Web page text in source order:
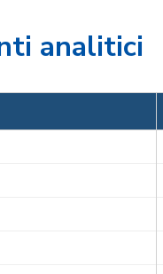
analitici